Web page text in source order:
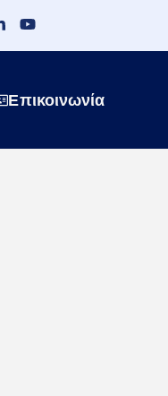
Επικοινωνία